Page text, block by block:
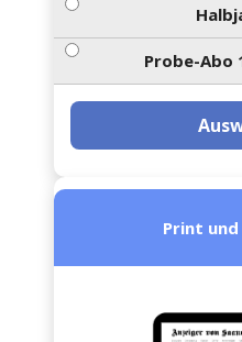
Probe-Abo
Print